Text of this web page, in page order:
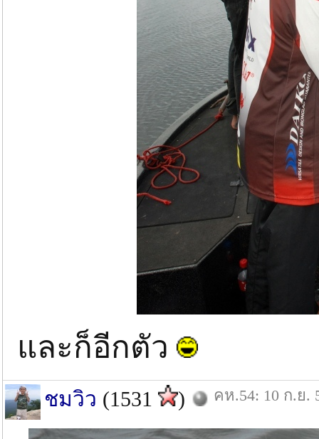
และก็อีกตัว
ชมวิว (1531 ) คห.54: 10 ก.ย.